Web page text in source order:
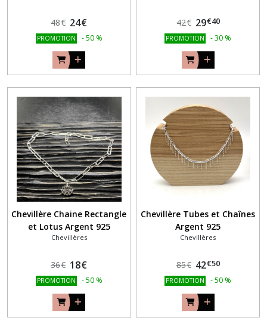
48€ 24€
PROMOTION -50 %
42€ 29€40
PROMOTION -30 %
Chevillère Chaine Rectangle
et Lotus Argent 925
Chevillères
36€ 18€
PROMOTION -50 %
Chevillère Tubes et Chaînes
Argent 925
Chevillères
85€ 42€50
PROMOTION -50 %